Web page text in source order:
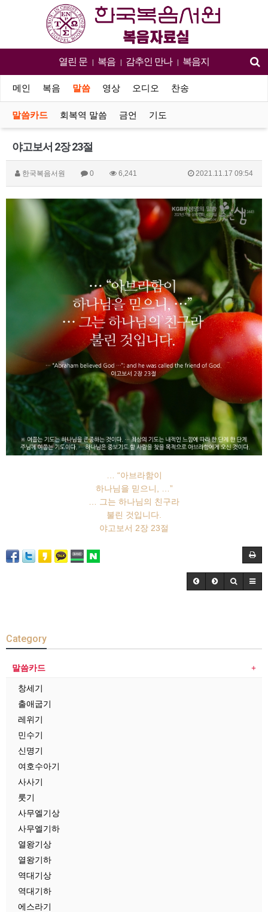
열린 문 | 복음 | 감추인 만나 | 복음지
메인 복음 말씀 영상 오디오 찬송
말씀카드 회복역 말씀 금언 기도
야고보서 2장 23절
한국복음서원 0 6,241 2021.11.17 09:54
… “아브라함이
하나님을 믿으니, …”
… 그는 하나님의 친구라
불린 것입니다.
야고보서 2장 23절
Category
말씀카드
창세기
출애굽기
레위기
민수기
신명기
여호수아기
사사기
룻기
사무엘기상
사무엘기하
열왕기상
열왕기하
역대기상
역대기하
에스라기